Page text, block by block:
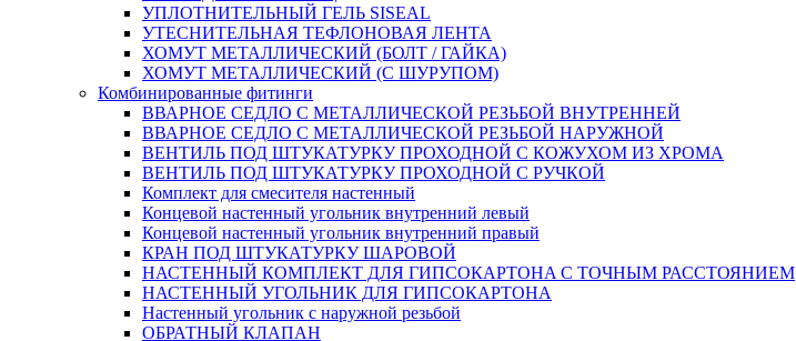
УПЛОТНИТЕЛЬНЫЙ ГЕЛЬ SISEAL
УТЕСНИТЕЛЬНАЯ ТЕФЛОНОВАЯ ЛЕНТА
ХОМУТ МЕТАЛЛИЧЕСКИЙ (БОЛТ / ГАЙКА)
ХОМУТ МЕТАЛЛИЧЕСКИЙ (С ШУРУПОМ)
Комбинированные фитинги
ВВАРНОЕ СЕДЛО С МЕТАЛЛИЧЕСКОЙ РЕЗЬБОЙ ВНУТРЕННЕЙ
ВВАРНОЕ СЕДЛО С МЕТАЛЛИЧЕСКОЙ РЕЗЬБОЙ НАРУЖНОЙ
ВЕНТИЛЬ ПОД ШТУКАТУРКУ ПРОХОДНОЙ С КОЖУХОМ ИЗ ХРОМА
ВЕНТИЛЬ ПОД ШТУКАТУРКУ ПРОХОДНОЙ С РУЧКОЙ
Комплект для смесителя настенный
Концевой настенный угольник внутренний левый
Концевой настенный угольник внутренний правый
КРАН ПОД ШТУКАТУРКУ ШАРОВОЙ
НАСТЕННЫЙ КОМПЛЕКТ ДЛЯ ГИПСОКАРТОНA С ТОЧНЫМ РАССТОЯНИЕМ
НАСТЕННЫЙ УГОЛЬНИК ДЛЯ ГИПСОКАРТОНА
Настенный угольник с наружной резьбой
ОБРАТНЫЙ КЛАПАН